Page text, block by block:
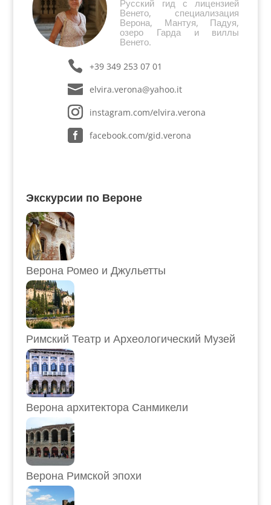
Русский гид с лицензией
Венето, специализация
Верона, Мантуя, Падуя,
озеро Гарда и виллы
Венето.
+39 349 253 07 01
elvira.verona@yahoo.it
instagram.com/elvira.verona
facebook.com/gid.verona
Экскурсии по Вероне
Верона Ромео и Джульетты
Римский Театр и Археологический Музей
Верона архитектора Санмикели
Верона Римской эпохи